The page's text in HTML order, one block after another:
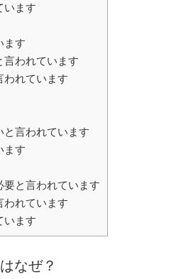
います
ます
言われています
われています
言われています
ます
と言われています
われています
います
なぜ？